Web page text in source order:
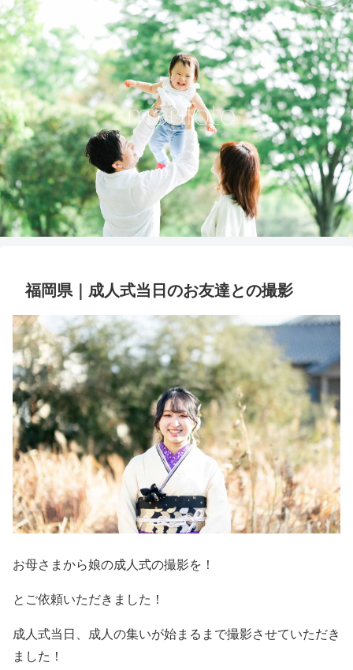
福岡県｜成人式当日のお友達との撮影
お母さまから娘の成人式の撮影を！
とご依頼いただきました！
成人式当日、成人の集いが始まるまで撮影させていただき
ました！